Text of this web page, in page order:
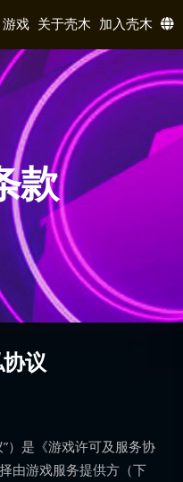
游戏 关于壳木 加入壳木
款
议
）是《游戏许可及服务协
由游戏服务提供方（下